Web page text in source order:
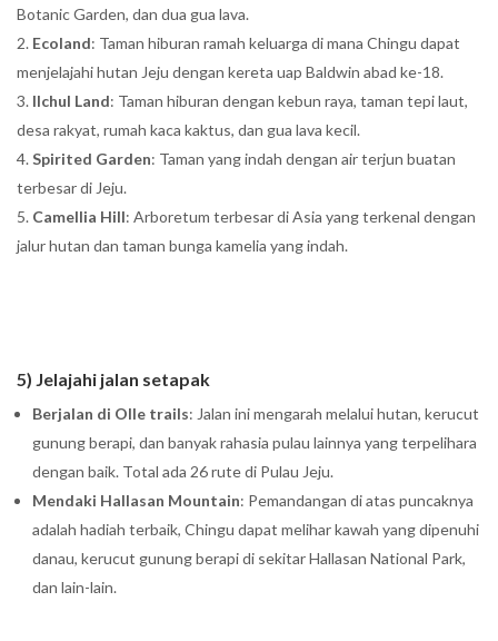
Botanic Garden, dan dua gua lava.
Ecoland: Taman hiburan ramah keluarga di mana Chingu dapat
menjelajahi hutan Jeju dengan kereta uap Baldwin abad ke-18.
Ilchul Land: Taman hiburan dengan kebun raya, taman tepi laut,
desa rakyat, rumah kaca kaktus, dan gua lava kecil.
Spirited Garden: Taman yang indah dengan air terjun buatan
terbesar di Jeju.
Camellia Hill: Arboretum terbesar di Asia yang terkenal dengan
jalur hutan dan taman bunga kamelia yang indah.
5) Jelajahi jalan setapak
Berjalan di Olle trails: Jalan ini mengarah melalui hutan, kerucut
gunung berapi, dan banyak rahasia pulau lainnya yang terpelihara
dengan baik. Total ada 26 rute di Pulau Jeju.
Mendaki Hallasan Mountain: Pemandangan di atas puncaknya
adalah hadiah terbaik, Chingu dapat melihar kawah yang dipenuhi
danau, kerucut gunung berapi di sekitar Hallasan National Park,
dan lain-lain.